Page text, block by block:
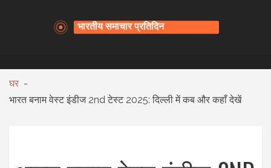
घर
भारत बनाम वेस्ट इंडीज 2nd टेस्ट 2025: दिल्ली में कब और कहाँ देखें